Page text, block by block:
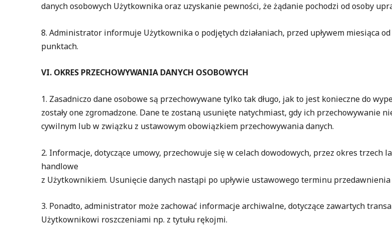
danych osobowych Użytkownika oraz uzyskanie pewności, że żądanie pochodzi od osoby
8. Administrator informuje Użytkownika o podjętych działaniach, przed upływem miesiąca
punktach.
VI. OKRES PRZECHOWYWANIA DANYCH OSOBOWYCH
1. Zasadniczo dane osobowe są przechowywane tylko tak długo, jak to jest konieczne do
zostały one zgromadzone. Dane te zostaną usunięte natychmiast, gdy ich przechowywanie
cywilnym lub w związku z ustawowym obowiązkiem przechowywania danych.
2. Informacje, dotyczące umowy, przechowuje się w celach dowodowych, przez okres trzech
handlowe
z Użytkownikiem. Usunięcie danych nastąpi po upływie ustawowego terminu
3. Ponadto, administrator może zachować informacje archiwalne, dotyczące zawartych
Użytkownikowi roszczeniami np. z tytułu rękojmi.